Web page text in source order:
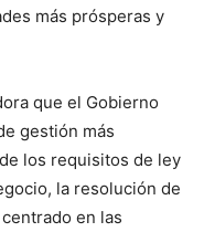
más prósperas y
que el Gobierno
gestión más
los requisitos de ley
la resolución de
en las